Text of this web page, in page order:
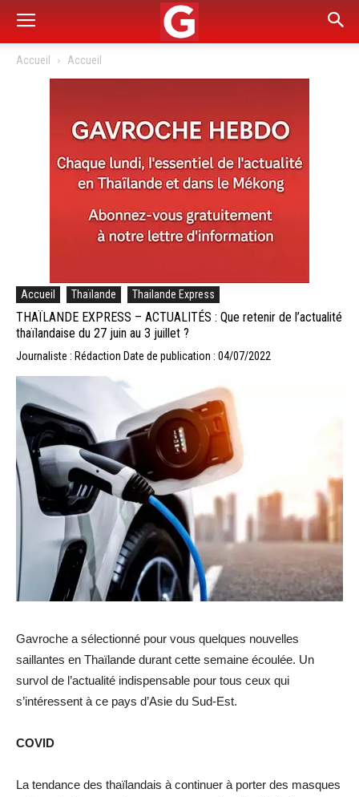
Accueil Accueil
Accueil Thaïlande Thailande Express
THAÏLANDE EXPRESS – ACTUALITÉS : Que retenir de l’actualité
thaïlandaise du 27 juin au 3 juillet ?
Journaliste : Rédaction Date de publication : 04/07/2022
Gavroche a sélectionné pour vous quelques nouvelles
saillantes en Thaïlande durant cette semaine écoulée. Un
survol de l’actualité indispensable pour tous ceux qui
s’intéressent à ce pays d’Asie du Sud-Est.
COVID
La tendance des thaïlandais à continuer à porter des masques